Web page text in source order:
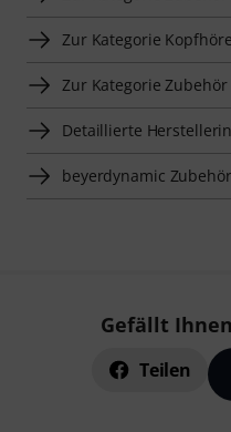
Zur Kategorie
Zur Kategorie
Detaillierte
beyerdynamic
Gefällt
Teilen